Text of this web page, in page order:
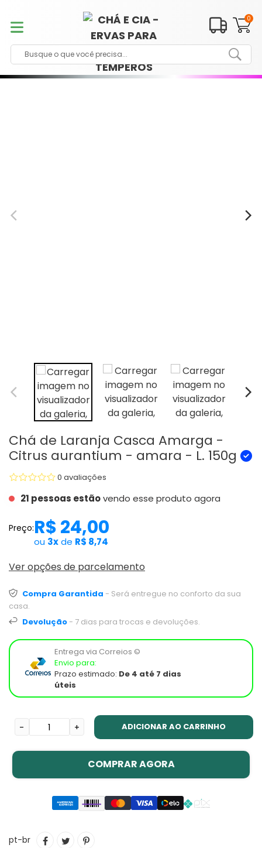
para
conteúdo
0
Chá de Laranja Casca Amarga -
Citrus aurantium - amara - L. 150g
0 avaliações
21 pessoas estãovendo esse produto agora
Preço:R$ 24,00
ou 3xde R$ 8,74
Ver opções de parcelamento
Compra Garantida - Será entregue no conforto da sua
casa.
Devolução - 7 dias para trocas e devoluções.
Entrega via Correios ©
Envio para:
Prazo estimado: De 4 até 7 dias
úteis
- + ADICIONAR AO CARRINHO
COMPRAR AGORA
o
pt-br
COMPARTILHAR
TUITARINCLUIR